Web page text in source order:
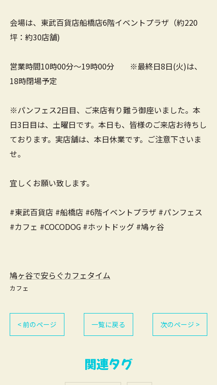
会場は、東武百貨店船橋店6階イベントプラザ（約220
坪：約30店舗)
営業時間10時00分～19時00分 ※最終日8日(火)は、
18時閉場予定
※パンフェス2日目、ご来店有り難う御座いました。本
日3日目は、土曜日です。本日も、皆様のご来店お待ちし
ております。実店舗は、本日休業です。ご注意下さいま
せ。
宜しくお願い致します。
#東武百貨店 #船橋店 #6階イベントプラザ #パンフェス
#カフェ #COCODOG #ホットドッグ #鳩ヶ谷
鳩ヶ谷で安らぐカフェタイム
カフェ
< 前のページ 一覧に戻る 次のページ >
関連タグ